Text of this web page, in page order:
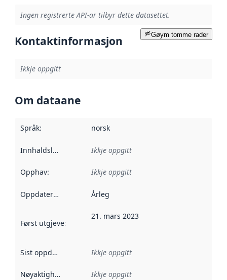
Ingen registrerte API-ar tilbyr dette datasettet.
Gøym tomme rader
Kontaktinformasjon
Ikkje oppgitt
Om dataane
Språk: norsk
Innhaldsleverandørar :
Ikkje oppgitt
Opphav: Ikkje oppgitt
Oppdateringsfrekvens :
Årleg
Først utgjeve:
21. mars 2023
Sist oppdatert Ikkje oppgitt
Nøyaktigheit Ikkje oppgitt